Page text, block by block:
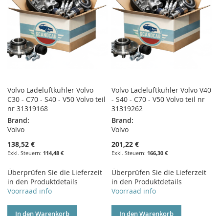
Volvo Ladeluftkühler Volvo
C30 - C70 - S40 - V50 Volvo teil
nr 31319168
Brand:
Volvo
138,52 €
114,48 €
Überprüfen Sie die Lieferzeit
in den Produktdetails
Voorraad info
In den Warenkorb
Volvo Ladeluftkühler Volvo V40
- S40 - C70 - V50 Volvo teil nr
31319262
Brand:
Volvo
201,22 €
166,30 €
Überprüfen Sie die Lieferzeit
in den Produktdetails
Voorraad info
In den Warenkorb